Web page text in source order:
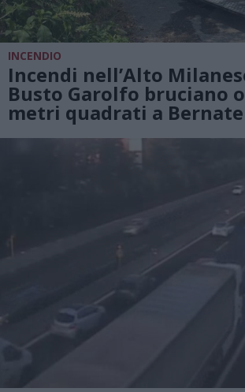
INCENDIO
Incendi nell’Alto
Busto Garolfo bruciano
metri quadrati a Bernate